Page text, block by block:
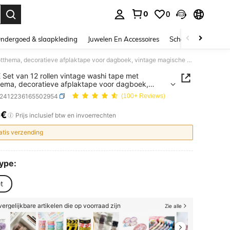
0 0
& slaapkleding Juwelen En Accessoires Schoonheid &
IEEBEE Set van 12 rollen vintage washi tape met tarotthema, decoratieve afplaktape voor dagboek, vintage magische washi tape, oude stijl dagboektape, doe-het-zelf scrapbooking, briefpapier, creatieve decoratie, rommelige dagboekbenodigdheden voor terug naar school
Set van 12 rollen vintage washi tape met
decoratieve afplaktape voor dagboek,
magische washi tape, oude stijl dagboektape,
zelf scrapbooking, briefpapier, creatieve
rommelige dagboekbenodigdheden voor
school
(100+ Reviews)
AND AVAILABILITY
Prijs inclusief btw en invoerrechten
verzending
artikelen die op voorraad zijn Zie alle